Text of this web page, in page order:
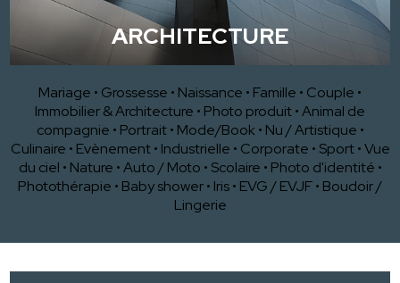
ARCHITECTURE
Mariage • Grossesse • Naissance • Famille • Couple •
Immobilier & Architecture • Photo produit•Animal de
compagnie • Portrait • Mode/Book • Nu / Artistique •
Culinaire • Evènement • Industrielle • Corporate • Sport •Vue
du ciel • Nature •Auto / Moto • Scolaire • Photo d'identité •
Photothérapie • Baby shower• Iris• EVG / EVJF• Boudoir /
Lingerie